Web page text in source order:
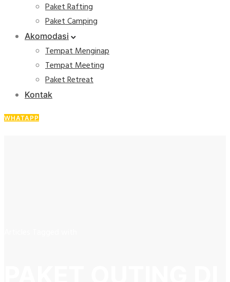
Paket Rafting
Paket Camping
Akomodasi
Tempat Menginap
Tempat Meeting
Paket Retreat
Kontak
WHATAPP